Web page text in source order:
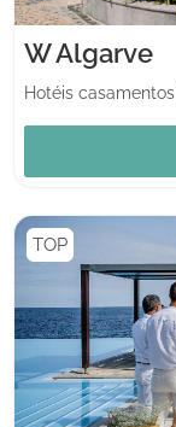
W Algarve
Hotéis casamentos
TOP